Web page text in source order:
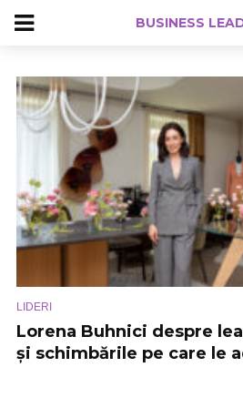
BUSINESS
LIDERI
Lorena Buhnici despre
și schimbările pe care le